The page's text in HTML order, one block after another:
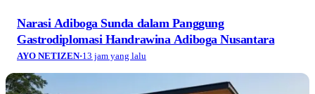
Narasi Adiboga Sunda dalam Panggung
Gastrodiplomasi Handrawina Adiboga Nusantara
AYO NETIZEN·13 jam yang lalu